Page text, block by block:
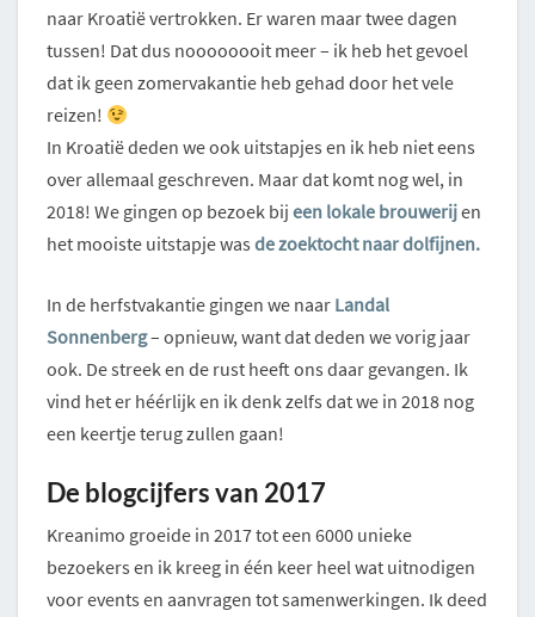
naar Kroatië vertrokken. Er waren maar twee dagen
tussen! Dat dus noooooooit meer – ik heb het gevoel
dat ik geen zomervakantie heb gehad door het vele
reizen!
In Kroatië deden we ook uitstapjes en ik heb niet eens
over allemaal geschreven. Maar dat komt nog wel, in
2018! We gingen op bezoek bij een lokale brouwerijen
het mooiste uitstapje was de zoektocht naar dolfijnen.
In de herfstvakantie gingen we naar Landal
Sonnenberg– opnieuw, want dat deden we vorig jaar
ook. De streek en de rust heeft ons daar gevangen. Ik
vind het er héérlijk en ik denk zelfs dat we in 2018 nog
een keertje terug zullen gaan!
De blogcijfers van 2017
Kreanimo groeide in 2017 tot een 6000 unieke
bezoekers en ik kreeg in één keer heel wat uitnodigen
voor events en aanvragen tot samenwerkingen. Ik deed